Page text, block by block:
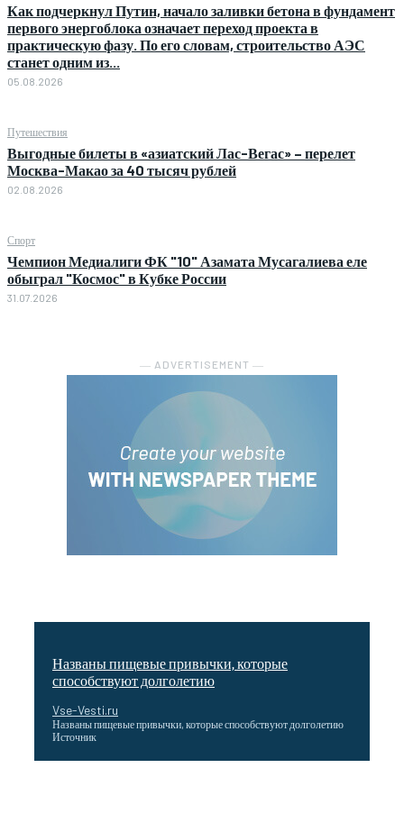
Как подчеркнул Путин, начало заливки бетона в фундамент
первого энергоблока означает переход проекта в
практическую фазу. По его словам, строительство АЭС
станет одним из...
05.08.2026
Путешествия
Выгодные билеты в «азиатский Лас-Вегас» – перелет
Москва-Макао за 40 тысяч рублей
02.08.2026
Спорт
Чемпион Медиалиги ФК "10" Азамата Мусагалиева еле
обыграл "Космос" в Кубке России
31.07.2026
― ADVERTISEMENT ―
Названы пищевые привычки, которые
способствуют долголетию
Vse-Vesti.ru
Названы пищевые привычки, которые способствуют долголетию
Источник